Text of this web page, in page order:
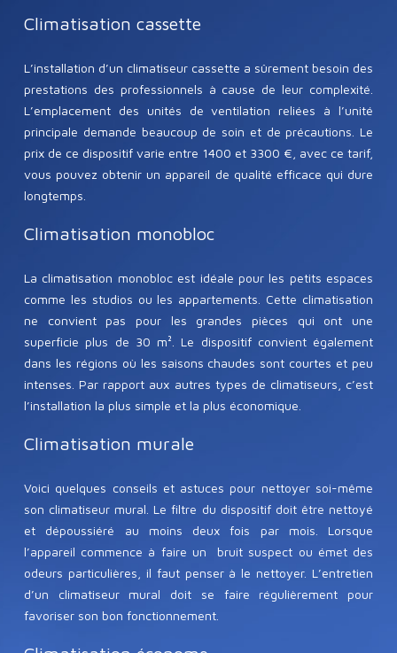
Climatisation cassette
L’installation d’un climatiseur cassette a sûrement besoin des
prestations des professionnels à cause de leur complexité.
L’emplacement des unités de ventilation reliées à l’unité
principale demande beaucoup de soin et de précautions. Le
prix de ce dispositif varie entre 1400 et 3300 €, avec ce tarif,
vous pouvez obtenir un appareil de qualité efficace qui dure
longtemps.
Climatisation monobloc
La climatisation monobloc est idéale pour les petits espaces
comme les studios ou les appartements. Cette climatisation
ne convient pas pour les grandes pièces qui ont une
superficie plus de 30 m². Le dispositif convient également
dans les régions où les saisons chaudes sont courtes et peu
intenses. Par rapport aux autres types de climatiseurs, c’est
l’installation la plus simple et la plus économique.
Climatisation murale
Voici quelques conseils et astuces pour nettoyer soi-même
son climatiseur mural. Le filtre du dispositif doit être nettoyé
et dépoussiéré au moins deux fois par mois. Lorsque
l’appareil commence à faire un bruit suspect ou émet des
odeurs particulières, il faut penser à le nettoyer. L’entretien
d’un climatiseur mural doit se faire régulièrement pour
favoriser son bon fonctionnement.